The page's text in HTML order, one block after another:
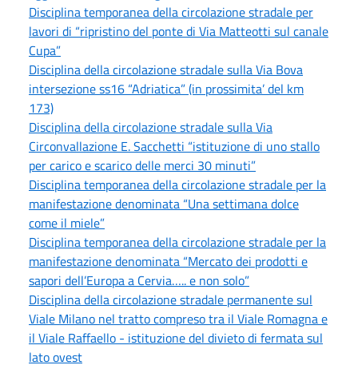
Disciplina temporanea della circolazione stradale per
lavori di “ripristino del ponte di Via Matteotti sul canale
Cupa”
Disciplina della circolazione stradale sulla Via Bova
intersezione ss16 “Adriatica” (in prossimita’ del km
173)
Disciplina della circolazione stradale sulla Via
Circonvallazione E. Sacchetti “istituzione di uno stallo
per carico e scarico delle merci 30 minuti”
Disciplina temporanea della circolazione stradale per la
manifestazione denominata “Una settimana dolce
come il miele”
Disciplina temporanea della circolazione stradale per la
manifestazione denominata “Mercato dei prodotti e
sapori dell’Europa a Cervia….. e non solo”
Disciplina della circolazione stradale permanente sul
Viale Milano nel tratto compreso tra il Viale Romagna e
il Viale Raffaello - istituzione del divieto di fermata sul
lato ovest